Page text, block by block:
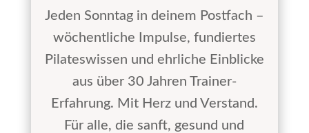
Jeden Sonntag in deinem Postfach –
wöchentliche Impulse, fundiertes
Pilateswissen und ehrliche Einblicke
aus über 30 Jahren Trainer-
Erfahrung. Mit Herz und Verstand.
Für alle, die sanft, gesund und